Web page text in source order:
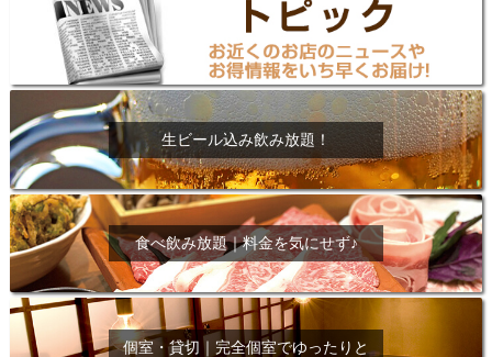
生ビール込み飲み放題！
食べ飲み放題｜料金を気にせず♪
個室・貸切｜完全個室でゆったりと